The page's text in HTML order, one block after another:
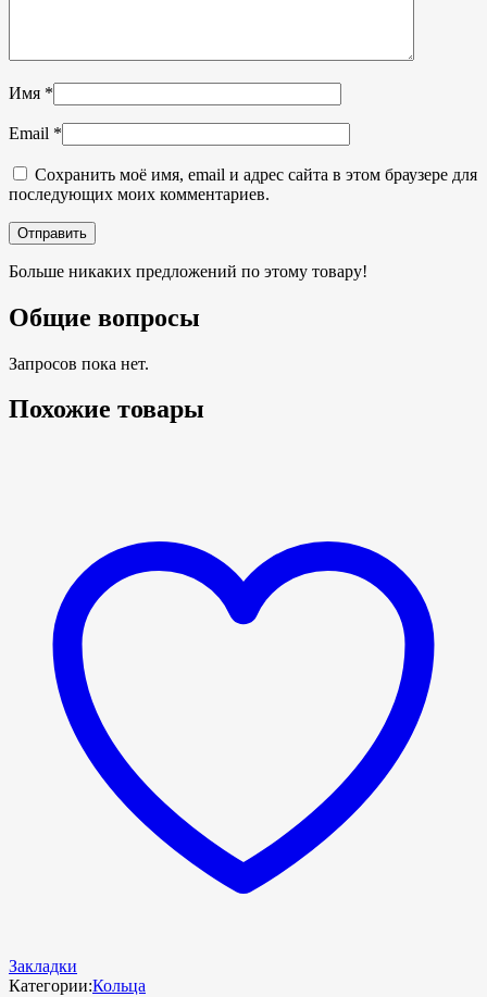
Имя *
Email *
Сохранить моё имя, email и адрес сайта в этом браузере для
последующих моих комментариев.
Больше никаких предложений по этому товару!
Общие вопросы
Запросов пока нет.
Похожие товары
Закладки
Категории:Кольца